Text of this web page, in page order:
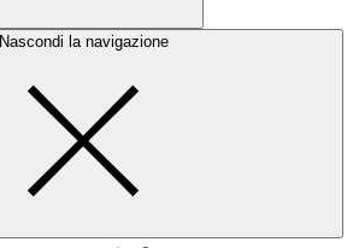
Nascondi la navigazione